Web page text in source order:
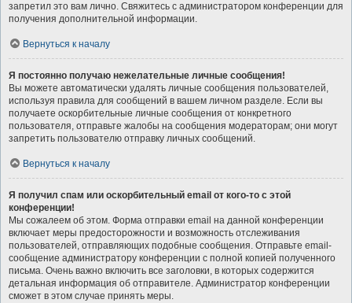
запретил это вам лично. Свяжитесь с администратором конференции для
получения дополнительной информации.
Вернуться к началу
Я постоянно получаю нежелательные личные сообщения!
Вы можете автоматически удалять личные сообщения пользователей,
используя правила для сообщений в вашем личном разделе. Если вы
получаете оскорбительные личные сообщения от конкретного
пользователя, отправьте жалобы на сообщения модераторам; они могут
запретить пользователю отправку личных сообщений.
Вернуться к началу
Я получил спам или оскорбительный email от кого-то с этой
конференции!
Мы сожалеем об этом. Форма отправки email на данной конференции
включает меры предосторожности и возможность отслеживания
пользователей, отправляющих подобные сообщения. Отправьте email-
сообщение администратору конференции с полной копией полученного
письма. Очень важно включить все заголовки, в которых содержится
детальная информация об отправителе. Администратор конференции
сможет в этом случае принять меры.